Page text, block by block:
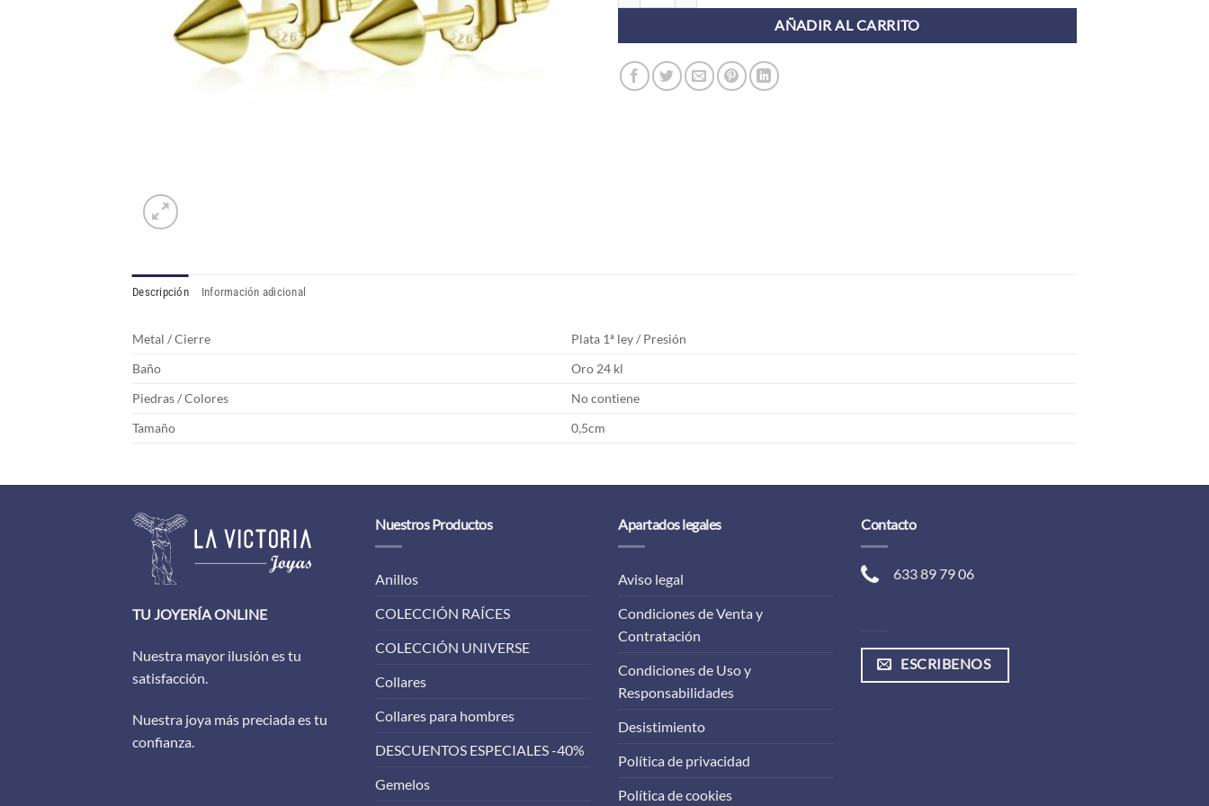
AÑADIR AL CARRITO
Descripción Información adicional
Metal / Cierre
Plata 1ª ley / Presión
Baño
Oro 24 kl
Piedras / Colores
No contiene
Tamaño
0,5cm
TU JOYERÍA ONLINE
Nuestra mayor ilusión es tu
satisfacción.
Nuestra joya más preciada es tu
confianza.
Nuestros Productos
Anillos
COLECCIÓN RAÍCES
COLECCIÓN UNIVERSE
Collares
Collares para hombres
DESCUENTOS ESPECIALES -40%
Gemelos
Apartados legales
Aviso legal
Condiciones de Venta y
Contratación
Condiciones de Uso y
Responsabilidades
Desistimiento
Política de privacidad
Política de cookies
Contacto
633 89 79 06
ESCRIBENOS